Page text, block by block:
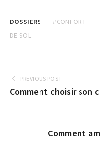
DOSSIERS #CONFORT
DE SOL
PREVIOUS POST
Comment choisir son
Comment